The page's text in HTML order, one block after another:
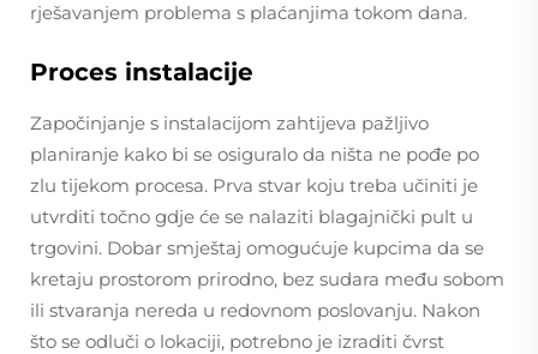
rješavanjem problema s plaćanjima tokom dana.
Proces instalacije
Započinjanje s instalacijom zahtijeva pažljivo
planiranje kako bi se osiguralo da ništa ne pođe po
zlu tijekom procesa. Prva stvar koju treba učiniti je
utvrditi točno gdje će se nalaziti blagajnički pult u
trgovini. Dobar smještaj omogućuje kupcima da se
kretaju prostorom prirodno, bez sudara među sobom
ili stvaranja nereda u redovnom poslovanju. Nakon
što se odluči o lokaciji, potrebno je izraditi čvrst